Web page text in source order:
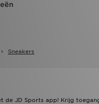
Sneakers
de JD Sports app! Krijg